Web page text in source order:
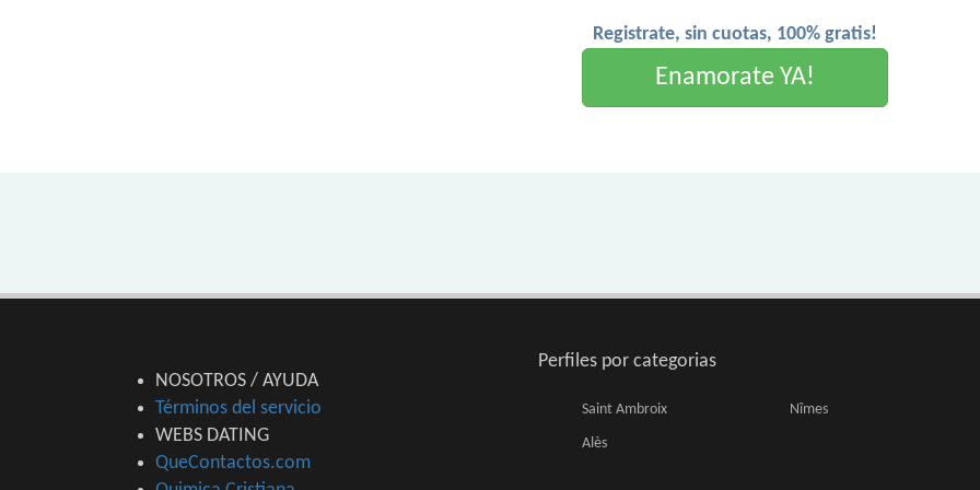
Registrate, sin cuotas, 100% gratis!
Enamorate YA!
NOSOTROS / AYUDA
Términos del servicio
WEBS DATING
QueContactos.com
Perfiles por categorias
Saint Ambroix Nîmes
Alès